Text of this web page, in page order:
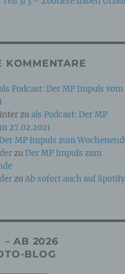
KOMMENTARE
Podcast: Der MP Impuls vom
zuals Podcast: Der MP
27.02.2021
MP Impuls zum
zuDer MP Impuls zum
zuAb sofort auch auf Spotify
– AB 2026
BLOG